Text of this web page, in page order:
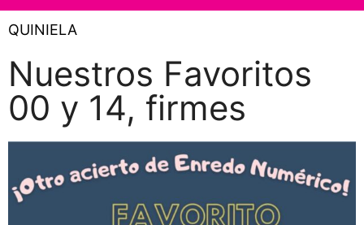
QUINIELA
Nuestros Favoritos
00 y 14, firmes